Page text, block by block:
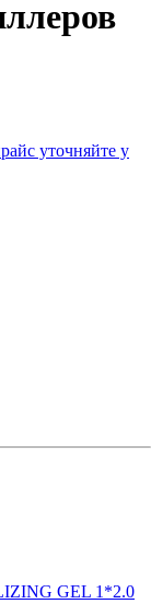
уточняйте у
GEL 1*2.0